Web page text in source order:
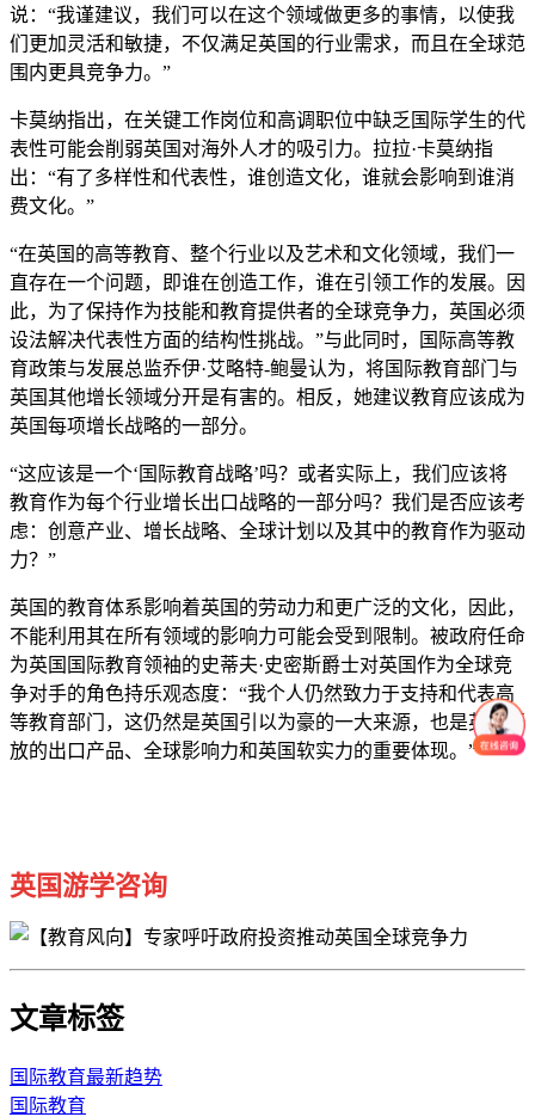
说：“我谨建议，我们可以在这个领域做更多的事情，以使我
们更加灵活和敏捷，不仅满足英国的行业需求，而且在全球范
围内更具竞争力。”
卡莫纳指出，在关键工作岗位和高调职位中缺乏国际学生的代
表性可能会削弱英国对海外人才的吸引力。拉拉·卡莫纳指
出：“有了多样性和代表性，谁创造文化，谁就会影响到谁消
费文化。”
“在英国的高等教育、整个行业以及艺术和文化领域，我们一
直存在一个问题，即谁在创造工作，谁在引领工作的发展。因
此，为了保持作为技能和教育提供者的全球竞争力，英国必须
设法解决代表性方面的结构性挑战。”与此同时，国际高等教
育政策与发展总监乔伊·艾略特-鲍曼认为，将国际教育部门与
英国其他增长领域分开是有害的。相反，她建议教育应该成为
英国每项增长战略的一部分。
“这应该是一个‘国际教育战略’吗？或者实际上，我们应该将
教育作为每个行业增长出口战略的一部分吗？我们是否应该考
虑：创意产业、增长战略、全球计划以及其中的教育作为驱动
力？”
英国的教育体系影响着英国的劳动力和更广泛的文化，因此，
不能利用其在所有领域的影响力可能会受到限制。被政府任命
为英国国际教育领袖的史蒂夫·史密斯爵士对英国作为全球竞
争对手的角色持乐观态度：“我个人仍然致力于支持和代表高
等教育部门，这仍然是英国引以为豪的一大来源，也是英国开
放的出口产品、全球影响力和英国软实力的重要体现。”
英国游学咨询
文章标签
国际教育最新趋势
国际教育